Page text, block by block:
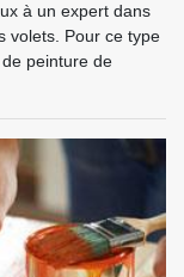
à un expert dans
volets. Pour ce type
peinture de